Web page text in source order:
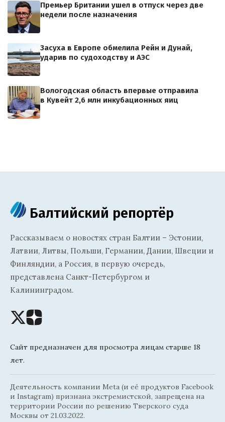
Премьер Британии ушел в отпуск через две
недели после назначения
Засуха в Европе обмелила Рейн и Дунай,
ударив по судоходству и АЭС
Вологодская область впервые отправила
в Кувейт 2,6 млн инкубационных яиц
Балтийский репортёр
Рассказываем о новостях стран Балтии – Эстонии,
Латвии, Литвы, Польши, Германии, Дании, Швеции и
Финляндии, а Россия, в первую очередь,
представлена Санкт-Петербургом и
Калининградом.
Сайт предназначен для просмотра лицам старше 18
лет.
Деятельность компании Meta (и её продуктов Facebook
и Instagram) признана экстремистской, запрещена на
территории России по решению Тверского суда
Москвы от 21.03.2022.